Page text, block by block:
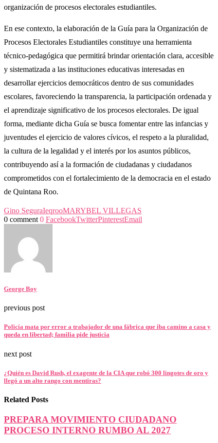
organización de procesos electorales estudiantiles.
En ese contexto, la elaboración de la Guía para la Organización de
Procesos Electorales Estudiantiles constituye una herramienta
técnico-pedagógica que permitirá brindar orientación clara, accesible
y sistematizada a las instituciones educativas interesadas en
desarrollar ejercicios democráticos dentro de sus comunidades
escolares, favoreciendo la transparencia, la participación ordenada y
el aprendizaje significativo de los procesos electorales. De igual
forma, mediante dicha Guía se busca fomentar entre las infancias y
juventudes el ejercicio de valores cívicos, el respeto a la pluralidad,
la cultura de la legalidad y el interés por los asuntos públicos,
contribuyendo así a la formación de ciudadanas y ciudadanos
comprometidos con el fortalecimiento de la democracia en el estado
de Quintana Roo.
Gino SeguraIeqrooMARYBEL VILLEGAS
0 comment 0 FacebookTwitterPinterestEmail
George Boy
previous post
Policía mata por error a trabajador de una fábrica que iba camino a casa y
queda en libertad; familia pide justicia
next post
¿Quién es David Rush, el exagente de la CIA que robó 300 lingotes de oro y
llegó a un alto rango con mentiras?
Related Posts
PREPARA MOVIMIENTO CIUDADANO
PROCESO INTERNO RUMBO AL 2027